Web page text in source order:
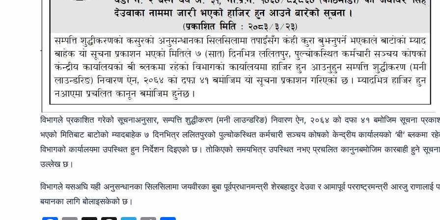
विभागले प्रकाशित गरेको सूचनाअनुसार, सम्पत्ति शुद्धीकरण (मनी लाउन्डरिङ) निवारण ऐन, २०६४ को दफा ४१ बमोजिम सूचना
भएको मितिबाट बाटोको म्यादबाहेक ७ दिनभित्र ललितपुरको पुल्चोकस्थित कर्मचारी सञ्चय कोषको केन्द्रीय कार्यालयको ‘बी’ ब्लकमा
विभागको कार्यालयमा उपस्थित हुन निर्देशन दिइएको छ। तोकिएको समयभित्र उपस्थित नभए प्रचलित कानुनबमोजिम कारबाही हुने
उल्लेख छ।
विभागले यसअघि यही अनुसन्धानका सिलसिलामा जयवीरका बुबा पूर्वप्रधानमन्त्री शेरबहादुर देउवा र आमापूर्व परराष्ट्रमन्त्री आरजु राणालाई
बयानका लागि बोलाइसकेको छ।